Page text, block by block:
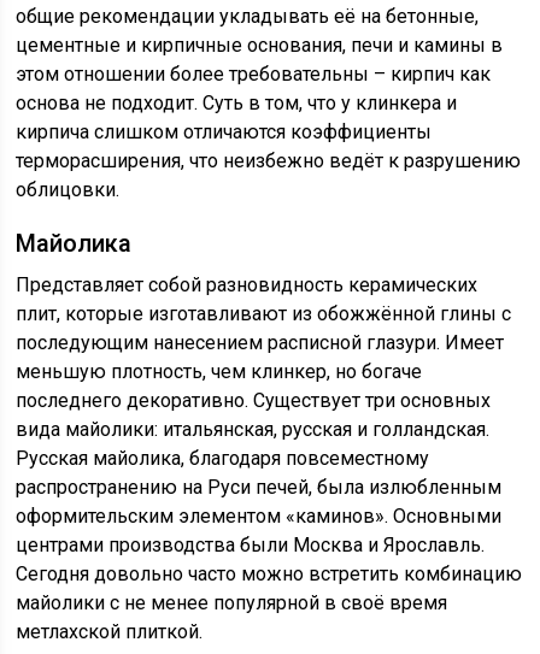
общие рекомендации укладывать её на бетонные,
цементные и кирпичные основания, печи и камины в
этом отношении более требовательны – кирпич как
основа не подходит. Суть в том, что у клинкера и
кирпича слишком отличаются коэффициенты
терморасширения, что неизбежно ведёт к разрушению
облицовки.
Майолика
Представляет собой разновидность керамических
плит, которые изготавливают из обожжённой глины с
последующим нанесением расписной глазури. Имеет
меньшую плотность, чем клинкер, но богаче
последнего декоративно. Существует три основных
вида майолики: итальянская, русская и голландская.
Русская майолика, благодаря повсеместному
распространению на Руси печей, была излюбленным
оформительским элементом «каминов». Основными
центрами производства были Москва и Ярославль.
Сегодня довольно часто можно встретить комбинацию
майолики с не менее популярной в своё время
метлахской плиткой.